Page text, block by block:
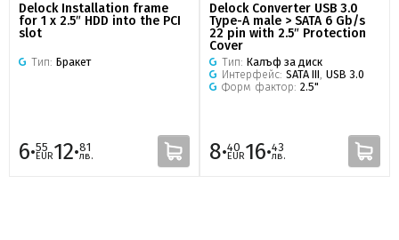
Delock Installation frame
for 1 x 2.5″ HDD into the PCI
slot
Тип: Бракет
6·55
EUR12·81
лв.
Delock Converter USB 3.0
Type-A male > SATA 6 Gb/s
22 pin with 2.5″ Protection
Cover
Тип: Калъф за диск
Интерфейс: SATA III USB 3.0
Форм фактор: 2.5"
8·40
EUR16·43
лв.